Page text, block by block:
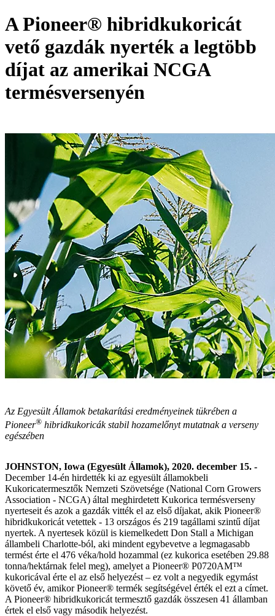
A Pioneer® hibridkukoricát
vető gazdák nyerték a legtöbb
díjat az amerikai NCGA
termésversenyén
Az Egyesült Államok betakarítási eredményeinek tükrében a
Pioneer® hibridkukoricák stabil hozamelőnyt mutatnak a verseny
egészében
JOHNSTON, Iowa (Egyesült Államok), 2020. december 15. -
December 14-én hirdették ki az egyesült államokbeli
Kukoricatermesztők Nemzeti Szövetsége (National Corn Growers
Association - NCGA) által meghirdetett Kukorica termésverseny
nyerteseit és azok a gazdák vitték el az első díjakat, akik Pioneer®
hibridkukoricát vetettek - 13 országos és 219 tagállami szintű díjat
nyertek. A nyertesek közül is kiemelkedett Don Stall a Michigan
állambeli Charlotte-ból, aki mindent egybevetve a legmagasabb
termést érte el 476 véka/hold hozammal (ez kukorica esetében 29.88
tonna/hektárnak felel meg), amelyet a Pioneer® P0720AM™
kukoricával érte el az első helyezést – ez volt a negyedik egymást
követő év, amikor Pioneer® termék segítségével érték el ezt a címet.
A Pioneer® hibridkukoricát termesztő gazdák összesen 41 államban
értek el első vagy második helyezést.